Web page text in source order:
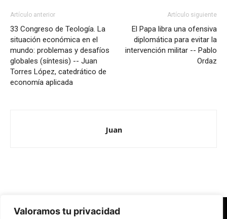
Valoramos tu privacidad
Artículo anterior
33 Congreso de Teología. La
situación económica en el
mundo: problemas y desafíos
globales (síntesis) -- Juan
Torres López, catedrático de
economía aplicada
Artículo siguiente
El Papa libra una ofensiva
diplomática para evitar la
intervención militar -- Pablo
Ordaz
Juan